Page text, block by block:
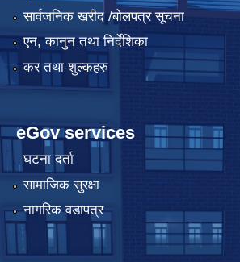
सार्वजनिक खरीद /बोलपत्र सूचना
एन, कानुन तथा निर्देशिका
कर तथा शुल्कहरु
eGov services
घटना दर्ता
सामाजिक सुरक्षा
नागरिक वडापत्र